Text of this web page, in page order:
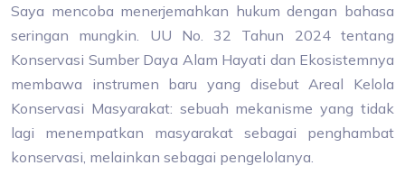
Saya mencoba menerjemahkan hukum dengan bahasa
seringan mungkin. UU No. 32 Tahun 2024 tentang
Konservasi Sumber Daya Alam Hayati dan Ekosistemnya
membawa instrumen baru yang disebut Areal Kelola
Konservasi Masyarakat: sebuah mekanisme yang tidak
lagi menempatkan masyarakat sebagai penghambat
konservasi, melainkan sebagai pengelolanya.